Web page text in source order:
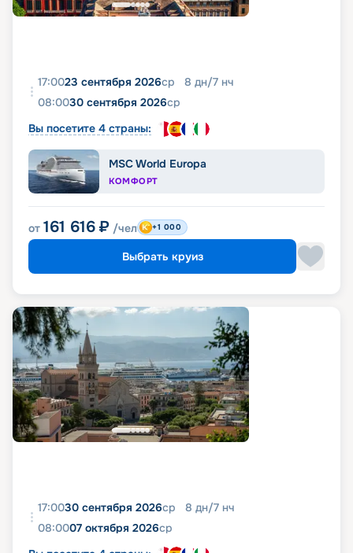
17:0023 сентября 2026ср 8 дн/7 нч
08:0030 сентября 2026ср
Вы посетите 4 страны:
MSC World Europa
КОМФОРТ
от 161 616 ₽ /чел +1 000
Выбрать круиз
17:0030 сентября 2026ср 8 дн/7 нч
08:0007 октября 2026ср